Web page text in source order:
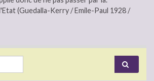
(Guedalla-Kerry / Emile-Paul 1928 /